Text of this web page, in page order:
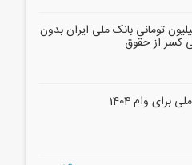
وام ۳۰۰ میلیون تومانی بانک ملی ایران بدون
کسر از حقوق
برای وام 1404